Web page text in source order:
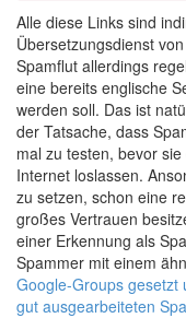
Alle diese Links sind
Übersetzungsdienst
Spamflut allerdings
eine bereits englische
werden soll. Das ist
der Tatsache, dass
mal zu testen, bevor
Internet loslassen.
zu setzen, schon eine
großes Vertrauen
einer Erkennung als
Spammer mit einem
Google-Groups gesetzt
gut ausgearbeiteten